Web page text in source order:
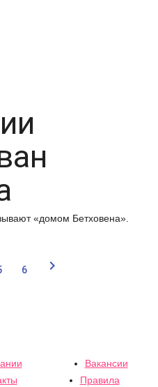
«домом Бетховена».
6 
Вакансии
Правила